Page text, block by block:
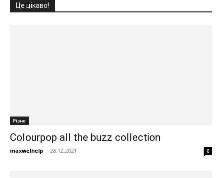
Це цікаво!
Різне
Colourpop all the buzz collection
maxwelhelp - 28.12.2021 0